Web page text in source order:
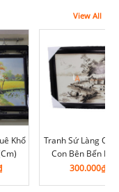
View All
Khổ
Tranh Sứ Làng
Con Bên Bến
300.000₫